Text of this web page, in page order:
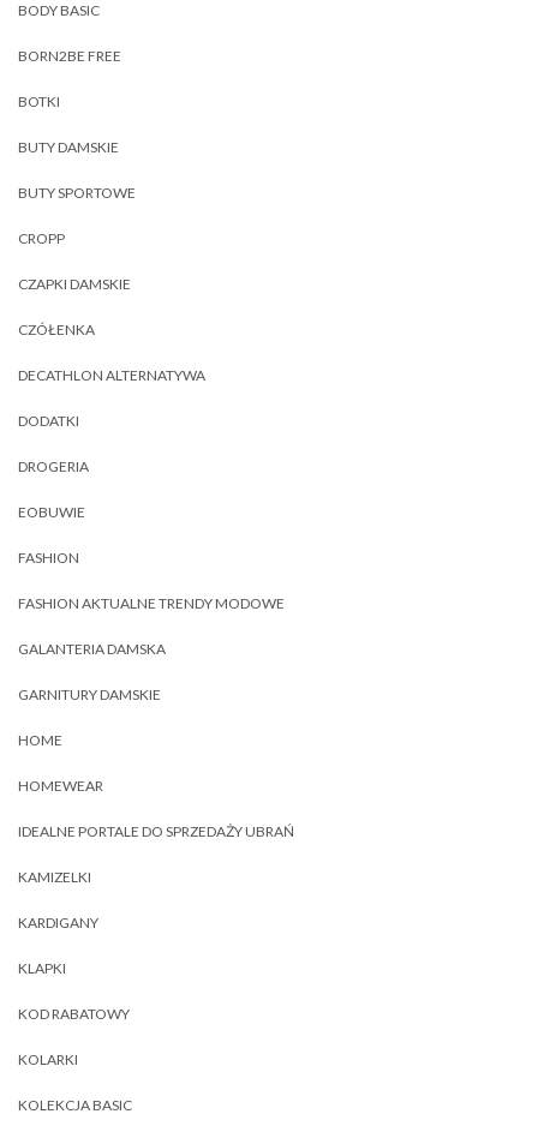
BODY BASIC
BORN2BE FREE
BOTKI
BUTY DAMSKIE
BUTY SPORTOWE
CROPP
CZAPKI DAMSKIE
CZÓŁENKA
DECATHLON ALTERNATYWA
DODATKI
DROGERIA
EOBUWIE
FASHION
FASHION AKTUALNE TRENDY MODOWE
GALANTERIA DAMSKA
GARNITURY DAMSKIE
HOME
HOMEWEAR
IDEALNE PORTALE DO SPRZEDAŻY UBRAŃ
KAMIZELKI
KARDIGANY
KLAPKI
KOD RABATOWY
KOLARKI
KOLEKCJA BASIC